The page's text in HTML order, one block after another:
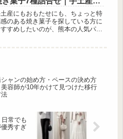
プしました。履き心地の良さとデ
ン性を押さえた人気アイテムをご
します。メッシュ素材で足元に抜
出典:yuki__ya_kon2様ご提
供 ...
おすすめ
産にもおもたせにも、ちょっと特
のある焼き菓子を探している方に
すめしたいのが、熊本の人気パテ
ャンの始め方・ペースの決め方
美容師が10年かけて見つけた移行
常でも
秀すぎ